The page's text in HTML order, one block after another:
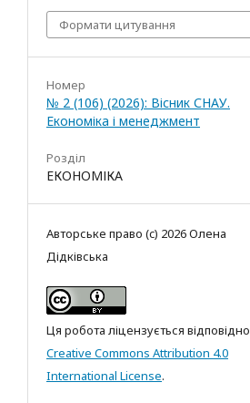
Формати цитування
Номер
№ 2 (106) (2026): Вісник СНАУ.
Економіка і менеджмент
Розділ
ЕКОНОМІКА
Авторське право (c) 2026 Олена
Дідківська
Ця робота ліцензується
Creative Commons Attribution 4.0
International License.